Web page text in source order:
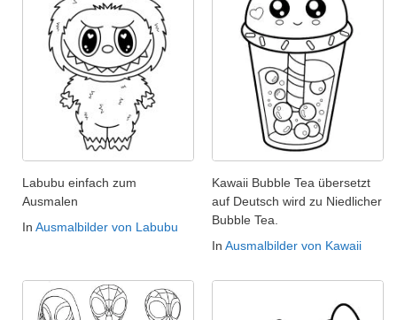
Labubu einfach zum
Ausmalen
In Ausmalbilder von Labubu
Kawaii Bubble Tea übersetzt
auf Deutsch wird zu Niedlicher
Bubble Tea.
In Ausmalbilder von Kawaii